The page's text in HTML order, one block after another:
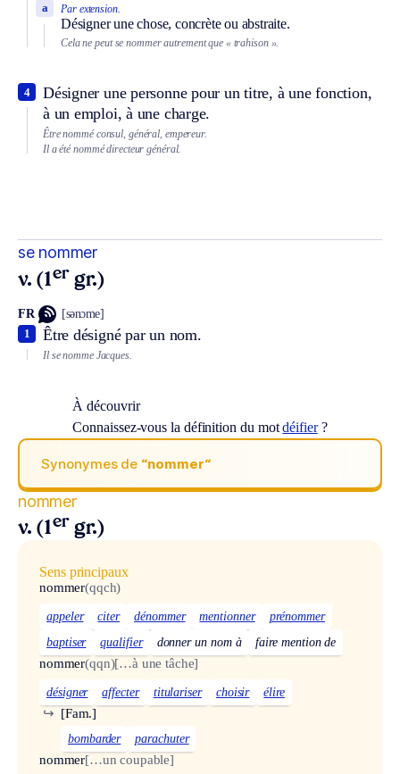
Par extension.
Désigner une chose, concrète ou abstraite.
a
Cela ne peut se nommer autrement que « trahison ».
Désigner une personne pour un titre, à une fonction,
à un emploi, à une charge.
4
Être nommé consul, général, empereur.
Il a été nommé directeur général.
se nommer
v. (1er gr.)
FR [sənɔme]
Être désigné par un nom.
1
Il se nomme Jacques.
À découvrir
Connaissez-vous la définition du motdéifier?
Synonymes de “nommer“
nommer
v. (1er gr.)
Sens principaux
nommer(qqch)
appeler citer dénommer mentionner
prénommer
baptiser
qualifier donner un nom à faire mention de
nommer(qqn)[…à une tâche]
désigner affecter titulariser choisir élire
[Fam.]
↪
bombarder parachuter
nommer[…un coupable]